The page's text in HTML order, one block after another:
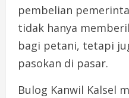
pembelian
tidak hanya
bagi petani, tetapi
pasokan di pasar.
Bulog Kanwil Kalsel